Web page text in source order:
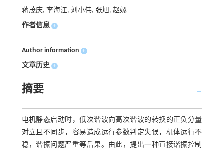
蒋茂庆, 李海江, 刘小伟, 张旭, 赵嫘
作者信息 +
Author information +
文章历史 +
摘要
电机静态启动时，低次谐波向高次谐波的转换的正负分量
对立且不同步，容易造成运行参数判定失误，机体运行不
稳，谐振问题严重等后果。由此，提出一种直接谐振控制